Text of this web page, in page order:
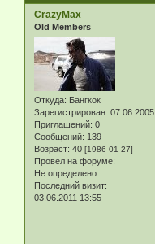
CrazyMax
Old Members
Откуда: Бангкок
Зарегистрирован: 07.06.2005
Приглашений: 0
Сообщений: 139
Возраст: 40 [1986-01-27]
Провел на форуме:
Не определено
Последний визит:
03.06.2011 13:55